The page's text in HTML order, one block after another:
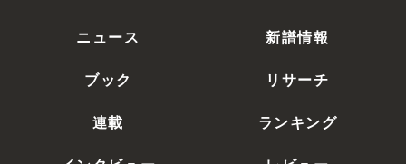
ニュース
新譜情報
ブック
リサーチ
連載
ランキング